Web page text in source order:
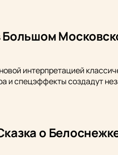
Большом
интерпретацией
и спецэффекты создадут
о